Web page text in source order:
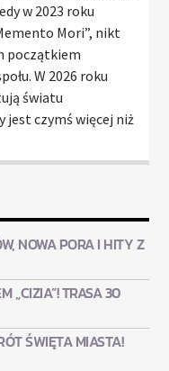
w 2023 roku
Mori”, nikt
początkiem
W 2026 roku
światu
jest czymś więcej niż
NOWA PORA I HITY Z
„CIZIA”! TRASA 30
ŚWIĘTA MIASTA!